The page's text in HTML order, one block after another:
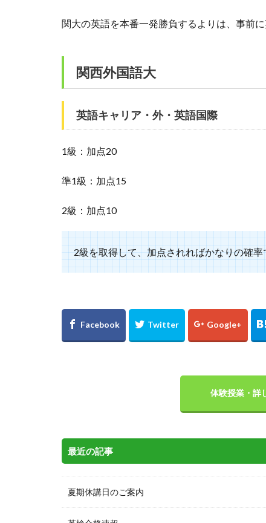
関大の英語を本番一発勝負するよりは、事前
関西外国語大
英語キャリア・外・英語国際
1級：加点20
準1級：加点15
2級：加点10
2級を取得して、加点されればかなりの確
体験授業・詳
最近の記事
夏期休講日のご案内